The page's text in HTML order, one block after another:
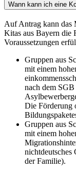
Wann kann ich eine
Auf Antrag kann das
Kitas aus Bayern die
Voraussetzungen
Gruppen aus
mit einem
nach dem
Die Förderung
Gruppen aus
mit einem
nichtdeutsches
der Familie).